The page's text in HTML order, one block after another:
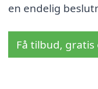
en endelig
Få tilbud,